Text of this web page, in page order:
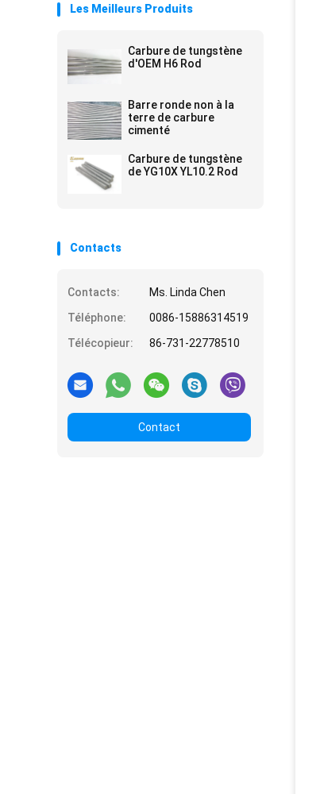
Les Meilleurs Produits
Carbure de tungstène
d'OEM H6 Rod
Barre ronde non à la
terre de carbure
cimenté
Carbure de tungstène
de YG10X YL10.2 Rod
Contacts
Contacts:
Ms. Linda Chen
Téléphone:
0086-15886314519
Télécopieur:
86-731-22778510
Contact